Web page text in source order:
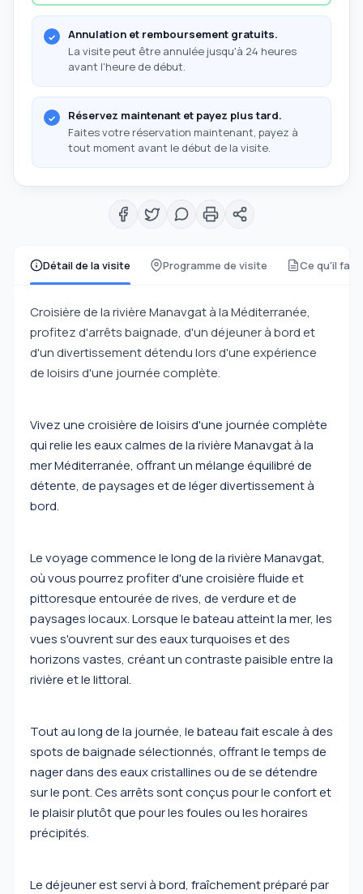
Détail de la visite Programme de visite Ce qu'il
Croisière de la rivière Manavgat à la Méditerranée,
profitez d'arrêts baignade, d'un déjeuner à bord et
d'un divertissement détendu lors d'une expérience
de loisirs d'une journée complète.
Vivez une croisière de loisirs d'une journée complète
qui relie les eaux calmes de la rivière Manavgat à la
mer Méditerranée, offrant un mélange équilibré de
détente, de paysages et de léger divertissement à
bord.
Le voyage commence le long de la rivière Manavgat,
où vous pourrez profiter d'une croisière fluide et
pittoresque entourée de rives, de verdure et de
paysages locaux. Lorsque le bateau atteint la mer, les
vues s'ouvrent sur des eaux turquoises et des
horizons vastes, créant un contraste paisible entre la
rivière et le littoral.
Tout au long de la journée, le bateau fait escale à des
spots de baignade sélectionnés, offrant le temps de
nager dans des eaux cristallines ou de se détendre
sur le pont. Ces arrêts sont conçus pour le confort et
le plaisir plutôt que pour les foules ou les horaires
précipités.
Le déjeuner est servi à bord, fraîchement préparé par
Annulation et remboursement gratuits.
La visite peut être annulée jusqu'à 24 heures
avant l'heure de début.
Réservez maintenant et payez plus tard.
Faites votre réservation maintenant, payez à
tout moment avant le début de la visite.